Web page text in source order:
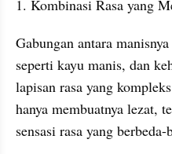
1. Kombinasi Rasa yang
Gabungan antara manisnya
seperti kayu manis, dan
lapisan rasa yang
hanya membuatnya lezat,
sensasi rasa yang